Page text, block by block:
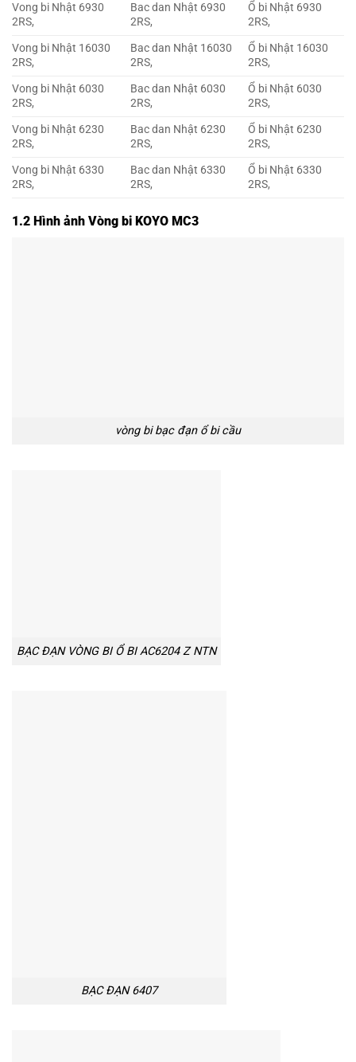
Vong bi Nhật 6930
2RS,
Bac dan Nhật 6930
2RS,
Ổ bi Nhật 6930
2RS,
Vong bi Nhật 16030
2RS,
Bac dan Nhật 16030
2RS,
Ổ bi Nhật 16030
2RS,
Vong bi Nhật 6030
2RS,
Bac dan Nhật 6030
2RS,
Ổ bi Nhật 6030
2RS,
Vong bi Nhật 6230
2RS,
Bac dan Nhật 6230
2RS,
Ổ bi Nhật 6230
2RS,
Vong bi Nhật 6330
2RS,
Bac dan Nhật 6330
2RS,
Ổ bi Nhật 6330
2RS,
1.2 Hình ảnh Vòng bi KOYO MC3
vòng bi bạc đạn ổ bi cầu
BẠC ĐẠN VÒNG BI Ổ BI AC6204 Z NTN
BẠC ĐẠN 6407